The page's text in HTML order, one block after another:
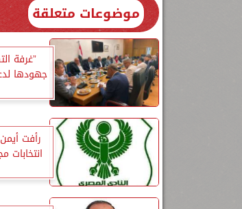
موضوعات متعلقة
”غرفة
جهودها
رأفت
انتخابات